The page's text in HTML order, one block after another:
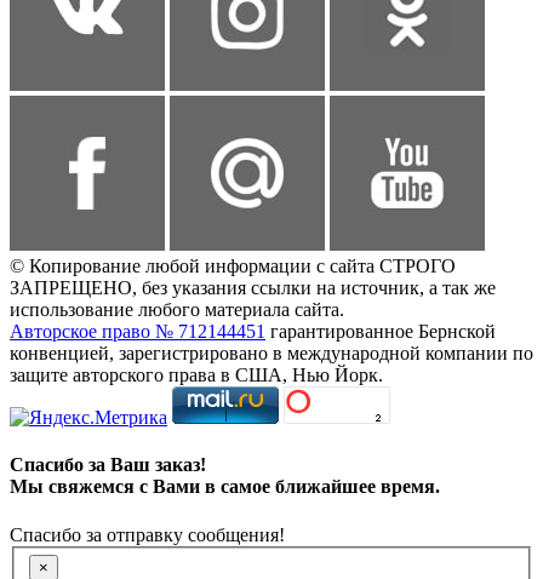
© Копирование любой информации с сайта СТРОГО
ЗАПРЕЩЕНО, без указания ссылки на источник, а так же
использование любого материала сайта.
Авторское право № 712144451 гарантированное Бернской
конвенцией, зарегистрировано в международной компании по
защите авторского права в США, Нью Йорк.
Спасибо за Ваш заказ!
Мы свяжемся с Вами в самое ближайшее время.
Спасибо за отправку сообщения!
×